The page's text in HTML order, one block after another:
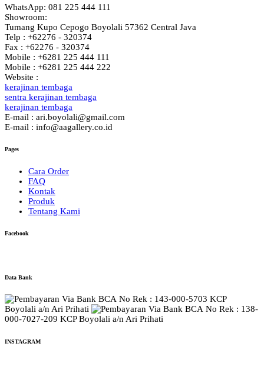
WhatsApp: 081 225 444 111
Showroom:
Tumang Kupo Cepogo Boyolali 57362 Central Java
Telp : +62276 - 320374
Fax : +62276 - 320374
Mobile : +6281 225 444 111
Mobile : +6281 225 444 222
Website :
kerajinan tembaga
sentra kerajinan tembaga
kerajinan tembaga
E-mail : ari.boyolali@gmail.com
E-mail : info@aagallery.co.id
Pages
Cara Order
FAQ
Kontak
Produk
Tentang Kami
Facebook
Data Bank
No Rek : 143-000-5703 KCP
Boyolali a/n Ari Prihati
No Rek : 138-
000-7027-209 KCP Boyolali a/n Ari Prihati
INSTAGRAM